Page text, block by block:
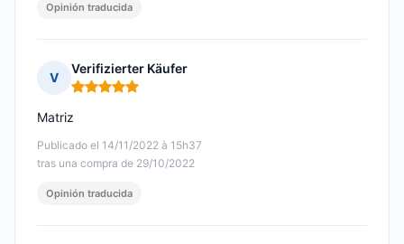
Opinión traducida
V
Verifizierter Käufer
Nota: 5 de 5
Publicado el 14/11/2022 à 15h37
tras una compra de 29/10/2022
Matriz
Opinión traducida